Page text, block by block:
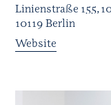
Linienstraße 155,
10119 Berlin
Website